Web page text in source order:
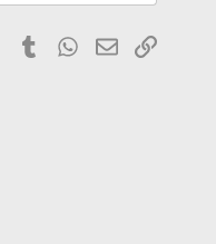
PinterestTumblr WhatsApp
EmailEnlace